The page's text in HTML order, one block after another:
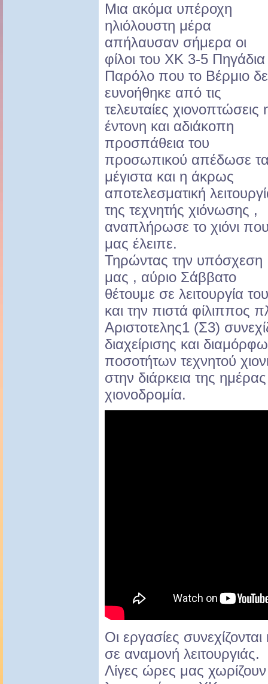
Μια ακόμα υπέροχη
ηλιόλουστη μέρα
απήλαυσαν σήμερα οι
φίλοι του ΧΚ 3-5
Παρόλο που το Βέρμιο
ευνοήθηκε από τις
τελευταίες χιονοπτώσεις
έντονη και αδιάκοπη
προσπάθεια του
προσωπικού απέδωσε
μέγιστα και η άκρως
αποτελεσματική
της τεχνητής χιόνωσης ,
αναπλήρωσε το χιόνι
μας έλειπε.
Τηρώντας την υπόσχεση
μας , αύριο Σάββατο
θέτουμε σε λειτουργία
και την πιστά φίλιππος
Αριστοτελης1 (Σ3)
διαχείρισης και
ποσοτήτων τεχνητού
στην διάρκεια της
χιονοδρομία.
Οι εργασίες
σε αναμονή λειτουργιάς.
Λίγες ώρες μας